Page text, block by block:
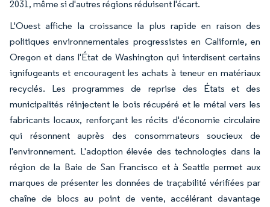
2031, même si d'autres régions réduisent l'écart.
L'Ouest affiche la croissance la plus rapide en raison des
politiques environnementales progressistes en Californie, en
Oregon et dans l'État de Washington qui interdisent certains
ignifugeants et encouragent les achats à teneur en matériaux
recyclés. Les programmes de reprise des États et des
municipalités réinjectent le bois récupéré et le métal vers les
fabricants locaux, renforçant les récits d'économie circulaire
qui résonnent auprès des consommateurs soucieux de
l'environnement. L'adoption élevée des technologies dans la
région de la Baie de San Francisco et à Seattle permet aux
marques de présenter les données de traçabilité vérifiées par
chaîne de blocs au point de vente, accélérant davantage